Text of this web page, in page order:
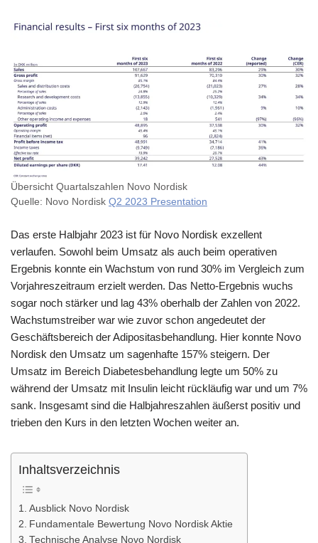
Übersicht Quartalszahlen Novo Nordisk
Quelle: Novo Nordisk Q2 2023 Presentation
Das erste Halbjahr 2023 ist für Novo Nordisk exzellent
verlaufen. Sowohl beim Umsatz als auch beim operativen
Ergebnis konnte ein Wachstum von rund 30% im Vergleich zum
Vorjahreszeitraum erzielt werden. Das Netto-Ergebnis wuchs
sogar noch stärker und lag 43% oberhalb der Zahlen von 2022.
Wachstumstreiber war wie zuvor schon angedeutet der
Geschäftsbereich der Adipositasbehandlung. Hier konnte Novo
Nordisk den Umsatz um sagenhafte 157% steigern. Der
Umsatz im Bereich Diabetesbehandlung legte um 50% zu
während der Umsatz mit Insulin leicht rückläufig war und um 7%
sank. Insgesamt sind die Halbjahreszahlen äußerst positiv und
trieben den Kurs in den letzten Wochen weiter an.
Inhaltsverzeichnis
Ausblick Novo Nordisk
Fundamentale Bewertung Novo Nordisk Aktie
Technische Analyse Novo Nordisk